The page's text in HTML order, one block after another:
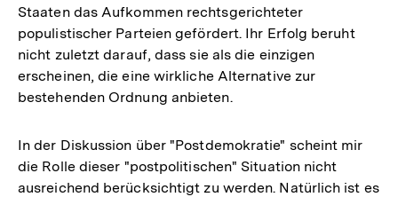
Staaten das Aufkommen rechtsgerichteter
populistischer Parteien gefördert. Ihr Erfolg beruht
nicht zuletzt darauf, dass sie als die einzigen
erscheinen, die eine wirkliche Alternative zur
bestehenden Ordnung anbieten.
In der Diskussion über "Postdemokratie" scheint mir
die Rolle dieser "postpolitischen" Situation nicht
ausreichend berücksichtigt zu werden. Natürlich ist es